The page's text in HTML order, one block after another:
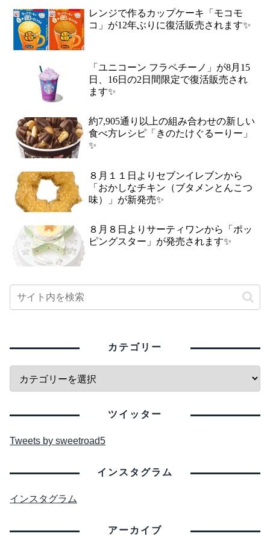
レンジで作るカップケーキ「モコモ
コ」が12年ぶりに復活販売されます✨
「ユニコーン フラペチーノ」が8月15
日、16日の2日間限定で復活販売され
ます✨
約7,905通り以上の組み合わせの新しい
食べ方レシピ「きのたけぐるーりー」
✨
８月１１日よりセブンイレブンから
「おかしなチキン（ブタメンとんこつ
味）」が新発売✨
８月８日よりサーティワンから「ポッ
ピングスター」が発売されます✨
カテゴリー
ツイッター
Tweets by sweetroad5
インスタグラム
インスタグラム
アーカイブ